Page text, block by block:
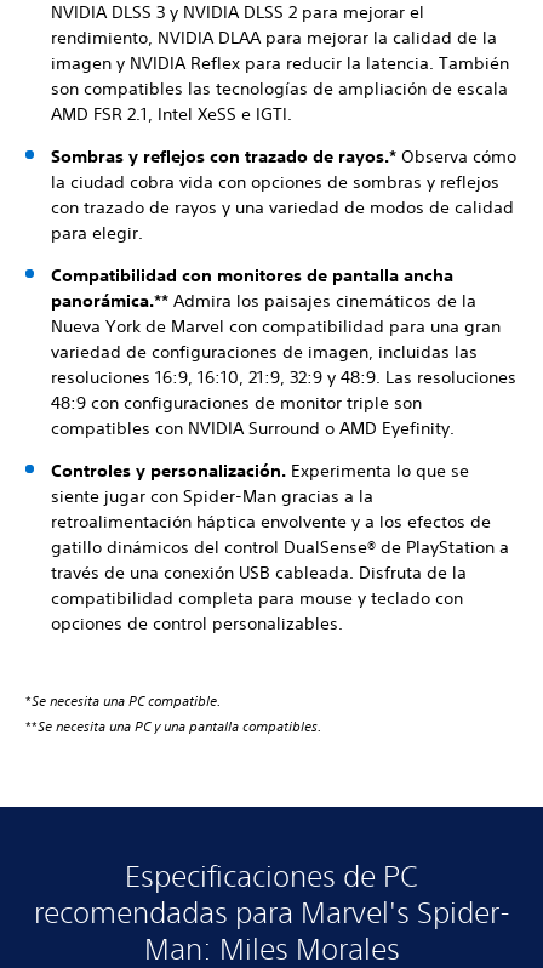
NVIDIA DLSS 3 y NVIDIA DLSS 2 para mejorar el
rendimiento, NVIDIA DLAA para mejorar la calidad de la
imagen y NVIDIA Reflex para reducir la latencia. También
son compatibles las tecnologías de ampliación de escala
AMD FSR 2.1, Intel XeSS e IGTI.
Sombras y reflejos con trazado de rayos.* Observa cómo
la ciudad cobra vida con opciones de sombras y reflejos
con trazado de rayos y una variedad de modos de calidad
para elegir.
Compatibilidad con monitores de pantalla ancha
panorámica.** Admira los paisajes cinemáticos de la
Nueva York de Marvel con compatibilidad para una gran
variedad de configuraciones de imagen, incluidas las
resoluciones 16:9, 16:10, 21:9, 32:9 y 48:9. Las resoluciones
48:9 con configuraciones de monitor triple son
compatibles con NVIDIA Surround o AMD Eyefinity.
Controles y personalización. Experimenta lo que se
siente jugar con Spider-Man gracias a la
retroalimentación háptica envolvente y a los efectos de
gatillo dinámicos del control DualSense® de PlayStation a
través de una conexión USB cableada. Disfruta de la
compatibilidad completa para mouse y teclado con
opciones de control personalizables.
*Se necesita una PC compatible.
**Se necesita una PC y una pantalla compatibles.
Especificaciones de PC
recomendadas para Marvel's Spider-
Man: Miles Morales